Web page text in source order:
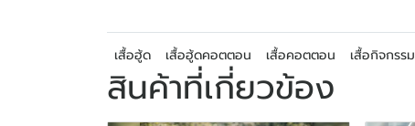
เสื้อฮู้ด เสื้อฮู้ดคอตตอน เสื้อคอตตอน เสื้อกิจกรรม
สินค้าที่เกี่ยวข้อง